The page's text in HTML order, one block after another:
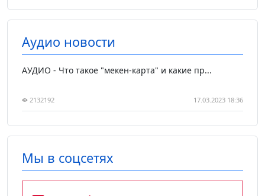
Аудио новости
АУДИО - Что такое "мекен-карта" и какие пр...
2132192 17.03.2023 18:36
Мы в соцсетях